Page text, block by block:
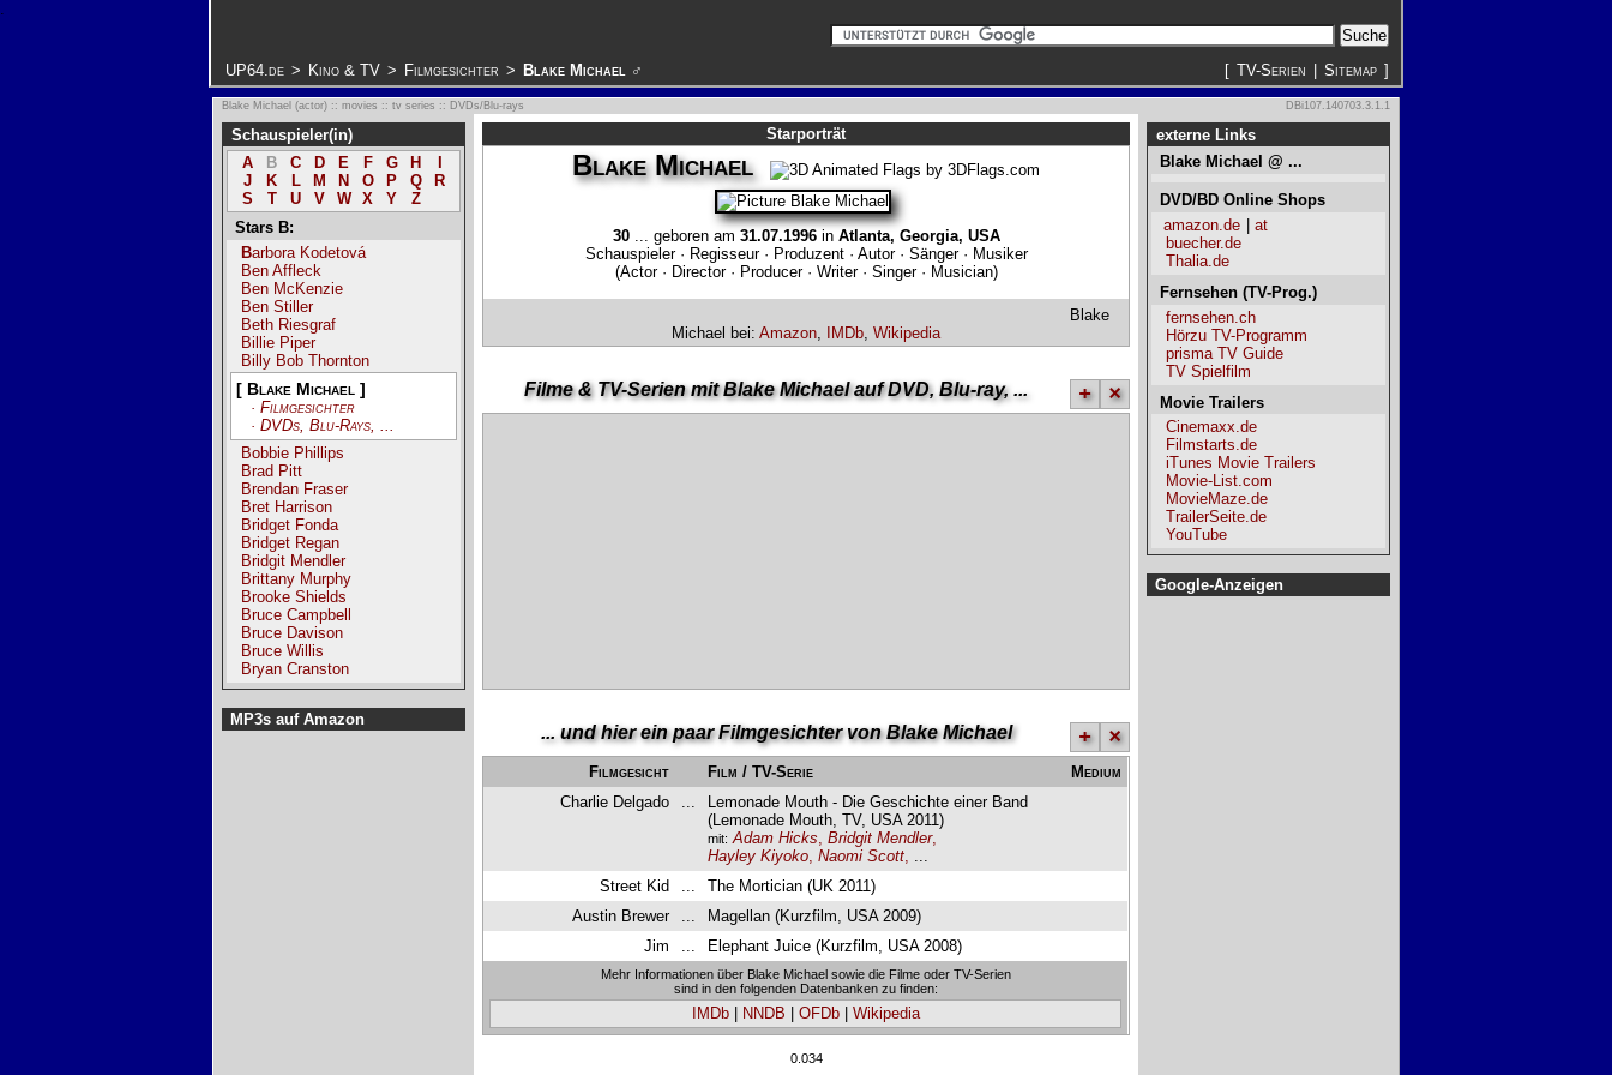
UP64.de > Kino & TV > Filmgesichter > Blake Michael ♂ [ TV-Serien Sitemap ]
.
Blake Michael (actor) :: movies :: tv series :: DVDs/Blu-rays DBi107.140703.3.1.1
Schauspieler(in)
A
B C D E F G H
J
K L M N O P Q
R
S
T U V W X Y
Z
Stars B:
Barbora Kodetová
Ben Affleck
Ben McKenzie
Ben Stiller
Beth Riesgraf
Billie Piper
Billy Bob Thornton
[ Blake Michael ]
· Filmgesichter
· DVDs, Blu-Rays, ...
Bobbie Phillips
Brad Pitt
Brendan Fraser
Bret Harrison
Bridget Fonda
Bridget Regan
Bridgit Mendler
Brittany Murphy
Brooke Shields
Bruce Campbell
Bruce Davison
Bruce Willis
Bryan Cranston
MP3s auf Amazon
Starporträt
Blake Michael
30... geboren am 31.07.1996in Atlanta, Georgia, USA
Schauspieler · Regisseur · Produzent · Autor · Sänger · Musiker
(Actor · Director · Producer · Writer · Singer · Musician)
Blake
Michael bei: Amazon IMDb Wikipedia
Filme & TV-Serien mit Blake Michael auf DVD, Blu-ray, ... ×
+
... und hier ein paar Filmgesichter von Blake Michael ×
+
Filmgesicht Film / TV-Serie
Medium
Charlie Delgado
Lemonade Mouth - Die Geschichte einer Band
(Lemonade Mouth, TV, USA 2011)
mit: Adam Hicks Bridgit Mendler,
Hayley Kiyoko Naomi Scott
Street Kid
The Mortician (UK 2011)
Austin Brewer
Magellan (Kurzfilm, USA 2009)
Jim
Elephant Juice (Kurzfilm, USA 2008)
Mehr Informationen über Blake Michael sowie die Filme oder TV-Serien
sind in den folgenden Datenbanken zu finden:
IMDb| NNDB | OFDb| Wikipedia
0.034
externe Links
Blake Michael @ ...
DVD/BD Online Shops
amazon.de
at
buecher.de
Thalia.de
Fernsehen (TV-Prog.)
fernsehen.ch
Hörzu TV-Programm
prisma TV Guide
TV Spielfilm
Movie Trailers
Cinemaxx.de
Filmstarts.de
iTunes Movie Trailers
Movie-List.com
MovieMaze.de
TrailerSeite.de
YouTube
Google-Anzeigen